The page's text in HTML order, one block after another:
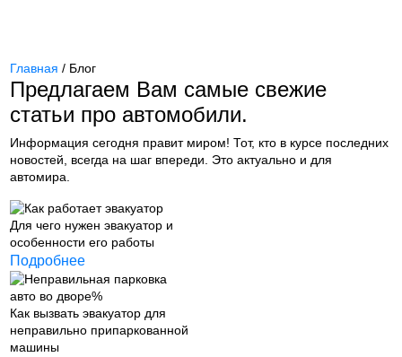
Главная / Блог
Предлагаем Вам самые свежие
статьи про автомобили.
Информация сегодня правит миром! Тот, кто в курсе последних
новостей, всегда на шаг впереди. Это актуально и для
автомира.
Для чего нужен эвакуатор и
особенности его работы
Подробнее
Как вызвать эвакуатор для
неправильно припаркованной
машины